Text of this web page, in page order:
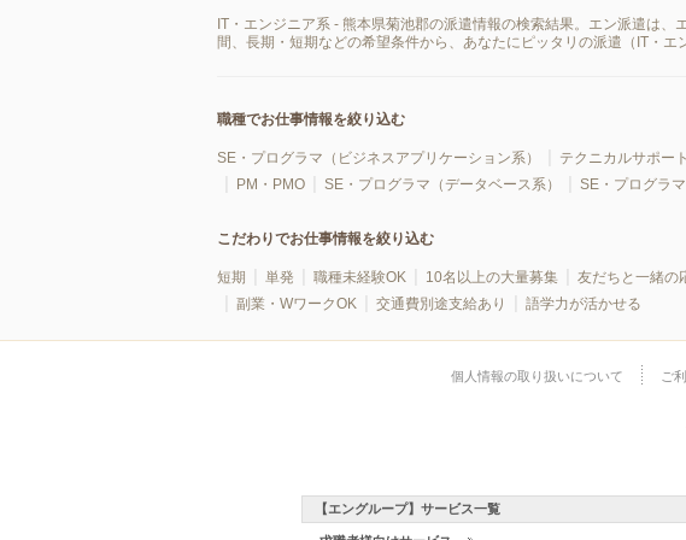
IT・エンジニア系 - 熊本県菊池郡の派遣情報の検索結果。エン派遣は
間、長期・短期などの希望条件から、あなたにピッタリの派遣（IT・エ
職種でお仕事情報を絞り込む
SE・プログラマ（ビジネスアプリケーション系） テクニカルサポー
PM・PMO
SE・プログラマ（データベース系） SE・プログラ
こだわりでお仕事情報を絞り込む
短期 単発 職種未経験OK 10名以上の大量募集 友だちと一緒の
副業・WワークOK
交通費別途支給あり 語学力が活かせる
個人情報の取り扱いについて ご
【エングループ】サービス一覧